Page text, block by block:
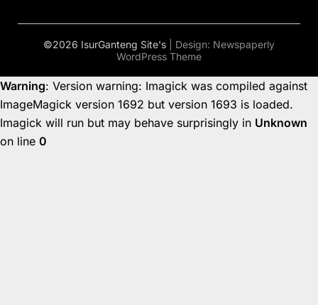
©2026 IsurGanteng Site's | Design: Newspaperly
WordPress Theme
Warning: Version warning: Imagick was compiled against
ImageMagick version 1692 but version 1693 is loaded.
Imagick will run but may behave surprisingly in Unknown
on line 0